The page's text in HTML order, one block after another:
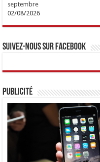
septembre
02/08/2026
Suivez-nous sur Facebook
Publicité